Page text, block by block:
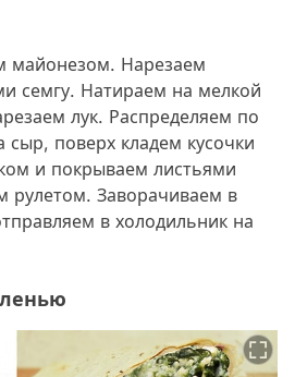
майонезом. Нарезаем
семгу. Натираем на мелкой
лук. Распределяем по
сыр, поверх кладем кусочки
и покрываем листьями
рулетом. Заворачиваем в
в холодильник на